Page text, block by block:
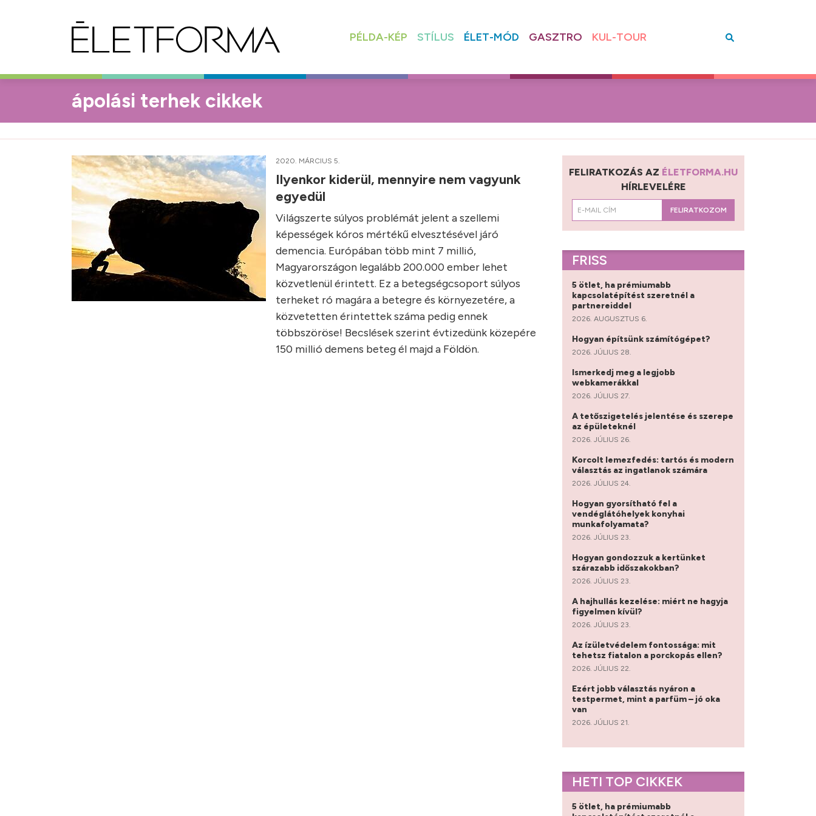
PÉLDA-KÉP STÍLUS ÉLET-MÓD GASZTRO KUL-TOUR
ápolási terhek cikkek
2020. MÁRCIUS 5.
Ilyenkor kiderül, mennyire nem vagyunk
egyedül
Világszerte súlyos problémát jelent a szellemi
képességek kóros mértékű elvesztésével járó
demencia. Európában több mint 7 millió,
Magyarországon legalább 200.000 ember lehet
közvetlenül érintett. Ez a betegségcsoport súlyos
terheket ró magára a betegre és környezetére, a
közvetetten érintettek száma pedig ennek
többszöröse! Becslések szerint évtizedünk közepére
150 millió demens beteg él majd a Földön.
FELIRATKOZÁS AZ ÉLETFORMA.HU
HÍRLEVELÉRE
FELIRATKOZOM
FRISS
5 ötlet, ha prémiumabb
kapcsolatépítést szeretnél a
partnereiddel
2026. AUGUSZTUS 6.
Hogyan építsünk számítógépet?
2026. JÚLIUS 28.
Ismerkedj meg a legjobb
webkamerákkal
2026. JÚLIUS 27.
A tetőszigetelés jelentése és szerepe
az épületeknél
2026. JÚLIUS 26.
Korcolt lemezfedés: tartós és modern
választás az ingatlanok számára
2026. JÚLIUS 24.
Hogyan gyorsítható fel a
vendéglátóhelyek konyhai
munkafolyamata?
2026. JÚLIUS 23.
Hogyan gondozzuk a kertünket
szárazabb időszakokban?
2026. JÚLIUS 23.
A hajhullás kezelése: miért ne hagyja
figyelmen kívül?
2026. JÚLIUS 23.
Az ízületvédelem fontossága: mit
tehetsz fiatalon a porckopás ellen?
2026. JÚLIUS 22.
Ezért jobb választás nyáron a
testpermet, mint a parfüm – jó oka
van
2026. JÚLIUS 21.
HETI TOP CIKKEK
5 ötlet, ha prémiumabb